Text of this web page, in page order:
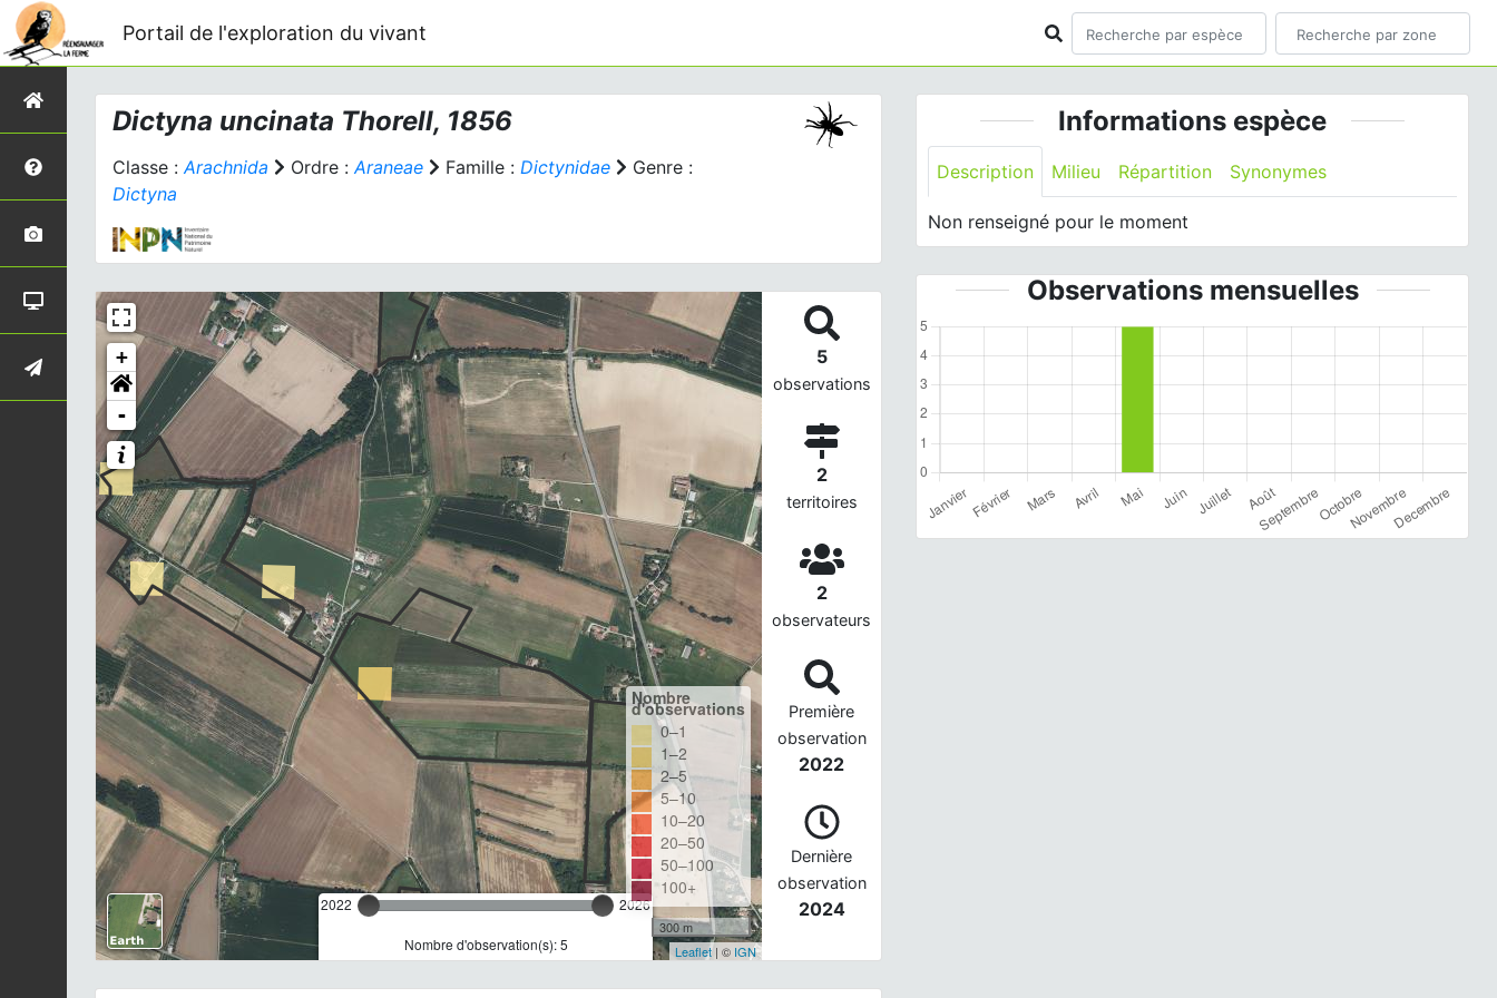
Portail de l'exploration du vivant
Dictyna uncinata Thorell, 1856
Classe :Arachnida Ordre :Araneae Famille : Dictynidae
Genre :
Dictyna
+
-
2022 2026
Nombre d'observation(s): 5
Nombre
d'observations
0–1
1–2
2–5
5–10
10–20
20–50
50–100
100+
300 m
Leaflet| © IGN
5
observations
2
territoires
2
observateurs
Première
observation
2022
Dernière
observation
2024
Informations espèce
Description Milieu Répartition Synonymes
Non renseigné pour le moment
Observations mensuelles